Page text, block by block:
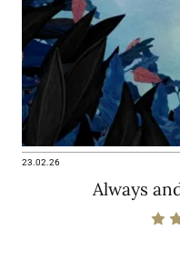
23.02.26
Always